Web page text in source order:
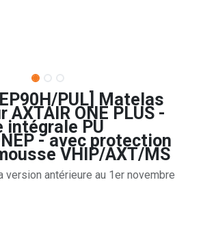
PUL] Matelas
AXTAIR ONE PLUS -
intégrale PU
- avec protection
VHIP/AXT/MS
version antérieure au 1er novembre